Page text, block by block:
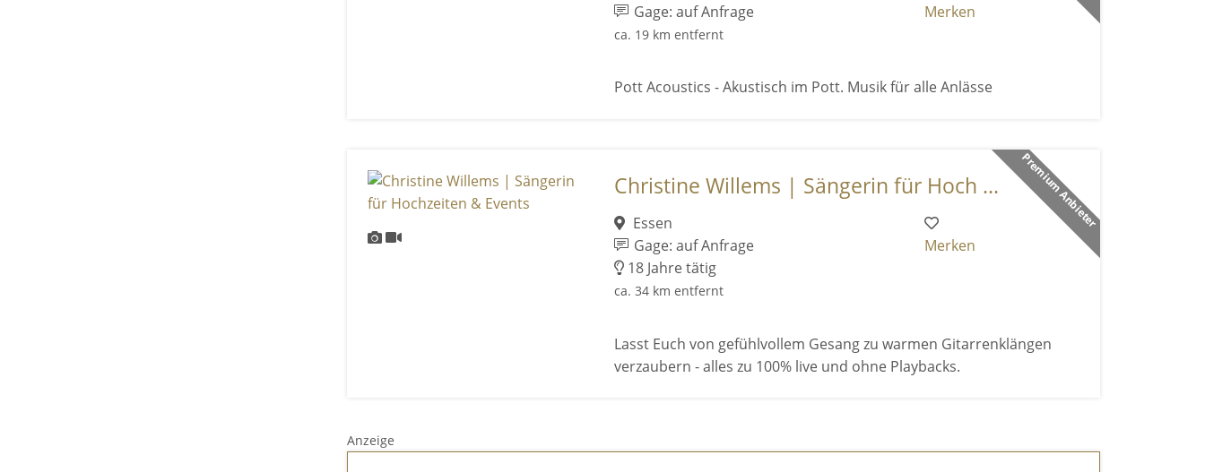
Gage: auf Anfrage
ca. 19 km entfernt
Merken
Pott Acoustics - Akustisch im Pott. Musik für alle Anlässe
Premium Anbieter
Christine Willems | Sängerin für Hoch ...
Essen
Gage: auf Anfrage
18 Jahre tätig
ca. 34 km entfernt
Merken
Lasst Euch von gefühlvollem Gesang zu warmen Gitarrenklängen
verzaubern - alles zu 100% live und ohne Playbacks.
Anzeige